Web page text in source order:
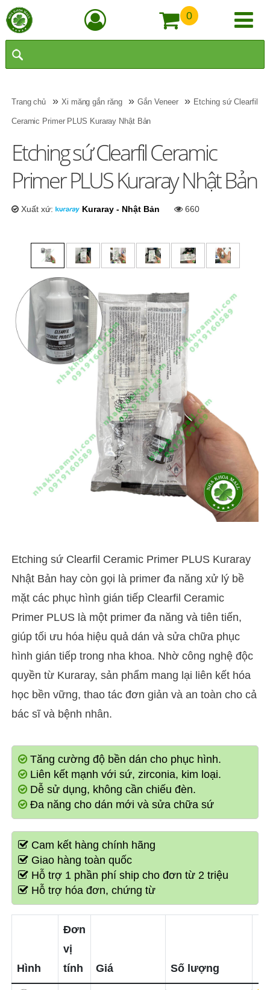
0
Trang chủ »Xi măng gắn răng »Gắn Veneer » Etching sứ Clearfil
Ceramic Primer PLUS Kuraray Nhật Bản
Etching sứ Clearfil Ceramic
Primer PLUS Kuraray Nhật Bản
Xuất xứ: Kuraray - Nhật Bản 660
Etching sứ Clearfil Ceramic Primer PLUS Kuraray
Nhật Bản hay còn gọi là primer đa năng xử lý bề
mặt các phục hình gián tiếp Clearfil Ceramic
Primer PLUS là một primer đa năng và tiên tiến,
giúp tối ưu hóa hiệu quả dán và sửa chữa phục
hình gián tiếp trong nha khoa. Nhờ công nghệ độc
quyền từ Kuraray, sản phẩm mang lại liên kết hóa
học bền vững, thao tác đơn giản và an toàn cho cả
bác sĩ và bệnh nhân.
Tăng cường độ bền dán cho phục hình.
Liên kết mạnh với sứ, zirconia, kim loại.
Dễ sử dụng, không cần chiếu đèn.
Đa năng cho dán mới và sửa chữa sứ
Cam kết hàng chính hãng
Giao hàng toàn quốc
Hỗ trợ 1 phần phí ship cho đơn từ 2 triệu
Hỗ trợ hóa đơn, chứng từ
Hình
Đơn
vị
tính
Giá Số lượng